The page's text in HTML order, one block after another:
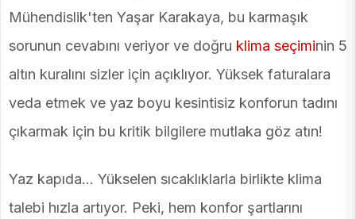
Mühendislik'ten Yaşar Karakaya, bu karmaşık
sorunun cevabını veriyor ve doğru klima seçiminin 5
altın kuralını sizler için açıklıyor. Yüksek faturalara
veda etmek ve yaz boyu kesintisiz konforun tadını
çıkarmak için bu kritik bilgilere mutlaka göz atın!
Yaz kapıda… Yükselen sıcaklıklarla birlikte klima
talebi hızla artıyor. Peki, hem konfor şartlarını